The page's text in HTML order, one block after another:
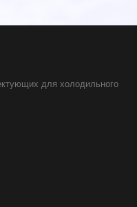
для холодильного